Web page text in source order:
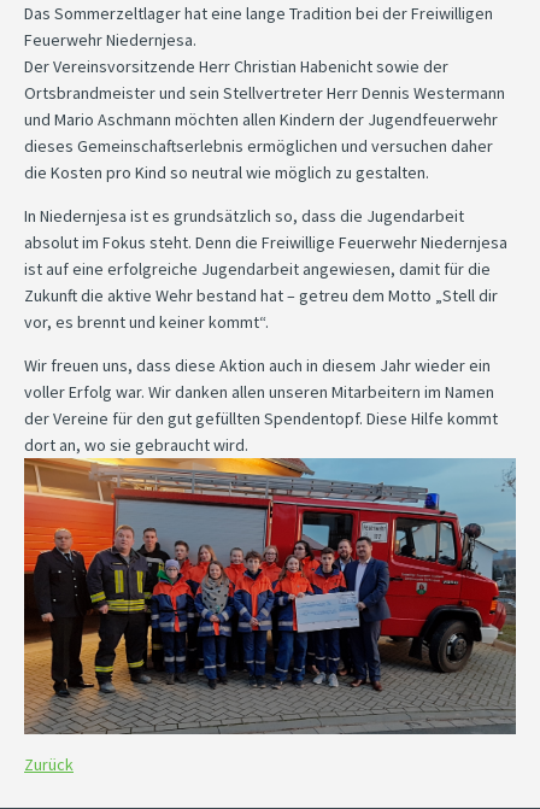
Das Sommerzeltlager hat eine lange Tradition bei der Freiwilligen
Feuerwehr Niedernjesa.
Der Vereinsvorsitzende Herr Christian Habenicht sowie der
Ortsbrandmeister und sein Stellvertreter Herr Dennis Westermann
und Mario Aschmann möchten allen Kindern der Jugendfeuerwehr
dieses Gemeinschaftserlebnis ermöglichen und versuchen daher
die Kosten pro Kind so neutral wie möglich zu gestalten.
In Niedernjesa ist es grundsätzlich so, dass die Jugendarbeit
absolut im Fokus steht. Denn die Freiwillige Feuerwehr Niedernjesa
ist auf eine erfolgreiche Jugendarbeit angewiesen, damit für die
Zukunft die aktive Wehr bestand hat – getreu dem Motto „Stell dir
vor, es brennt und keiner kommt“.
Wir freuen uns, dass diese Aktion auch in diesem Jahr wieder ein
voller Erfolg war. Wir danken allen unseren Mitarbeitern im Namen
der Vereine für den gut gefüllten Spendentopf. Diese Hilfe kommt
dort an, wo sie gebraucht wird.
Zurück